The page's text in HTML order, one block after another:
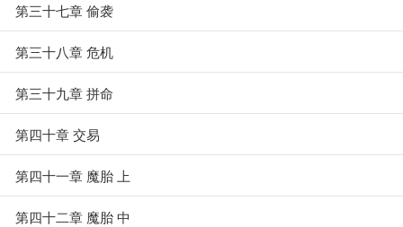
第三十七章 偷袭
第三十八章 危机
第三十九章 拼命
第四十章 交易
第四十一章 魔胎 上
第四十二章 魔胎 中